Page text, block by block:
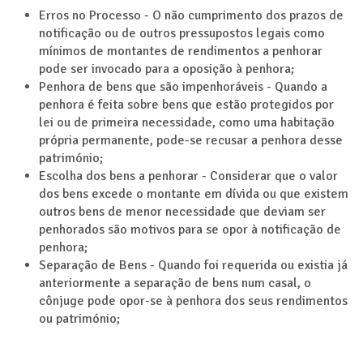
Erros no Processo - O não cumprimento dos prazos de
notificação ou de outros pressupostos legais como
mínimos de montantes de rendimentos a penhorar
pode ser invocado para a oposição à penhora;
Penhora de bens que são impenhoráveis - Quando a
penhora é feita sobre bens que estão protegidos por
lei ou de primeira necessidade, como uma habitação
própria permanente, pode-se recusar a penhora desse
património;
Escolha dos bens a penhorar - Considerar que o valor
dos bens excede o montante em dívida ou que existem
outros bens de menor necessidade que deviam ser
penhorados são motivos para se opor à notificação de
penhora;
Separação de Bens - Quando foi requerida ou existia já
anteriormente a separação de bens num casal, o
cônjuge pode opor-se à penhora dos seus rendimentos
ou património;